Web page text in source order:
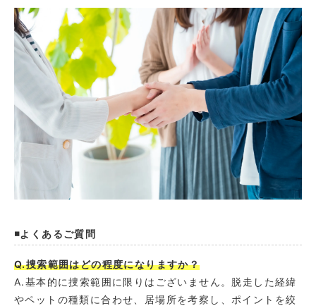
◾️よくあるご質問
Q.捜索範囲はどの程度になりますか？
A.基本的に捜索範囲に限りはございません。脱走した経緯
やペットの種類に合わせ、居場所を考察し、ポイントを絞